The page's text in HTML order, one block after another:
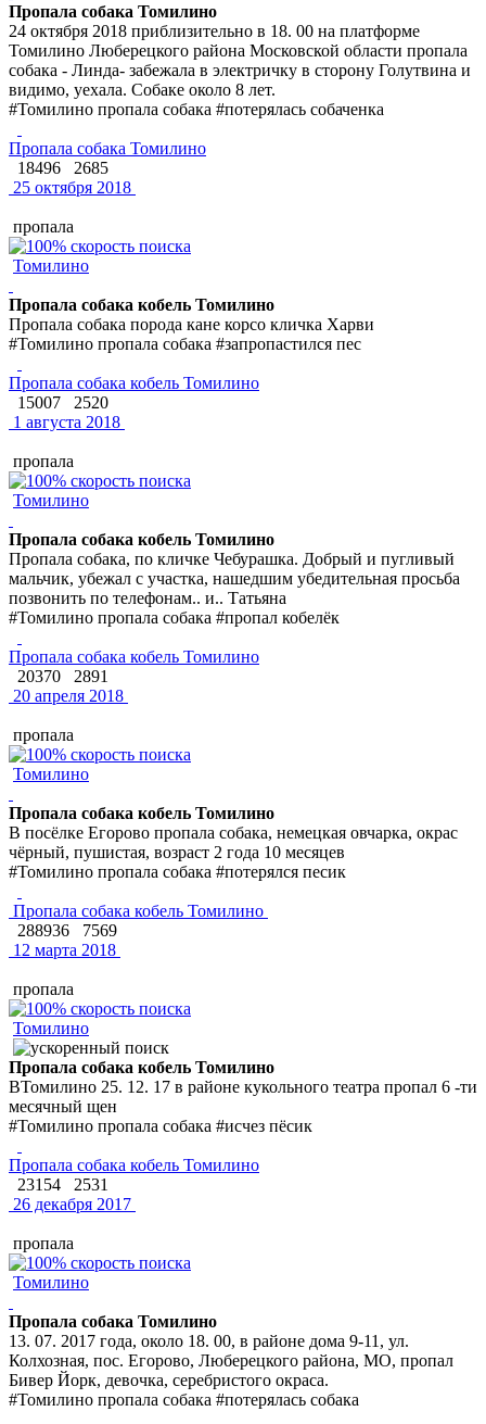
Пропала собака Томилино
24 октября 2018 приблизительно в 18. 00 на платформе
Томилино Люберецкого района Московской области пропала
собака - Линда- забежала в электричку в сторону Голутвина и
видимо, уехала. Собаке около 8 лет.
#Томилино пропала собака #потерялась собаченка
Пропала собака Томилино
18496
2685
25 октября 2018
пропала
Томилино
Пропала собака кобель Томилино
Пропала собака порода кане корсо кличка Харви
#Томилино пропала собака #запропастился пес
Пропала собака кобель Томилино
15007
2520
1 августа 2018
пропала
Томилино
Пропала собака кобель Томилино
Пропала собака, по кличке Чебурашка. Добрый и пугливый
мальчик, убежал с участка, нашедшим убедительная просьба
позвонить по телефонам.. и.. Татьяна
#Томилино пропала собака #пропал кобелёк
Пропала собака кобель Томилино
20370
2891
20 апреля 2018
пропала
Томилино
Пропала собака кобель Томилино
В посёлке Егорово пропала собака, немецкая овчарка, окрас
чёрный, пушистая, возраст 2 года 10 месяцев
#Томилино пропала собака #потерялся песик
Пропала собака кобель Томилино
288936
7569
12 марта 2018
пропала
Томилино
Пропала собака кобель Томилино
ВТомилино 25. 12. 17 в районе кукольного театра пропал 6 -ти
месячный щен
#Томилино пропала собака #исчез пёсик
Пропала собака кобель Томилино
23154
2531
26 декабря 2017
пропала
Томилино
Пропала собака Томилино
13. 07. 2017 года, около 18. 00, в районе дома 9-11, ул.
Колхозная, пос. Егорово, Люберецкого района, МО, пропал
Бивер Йорк, девочка, серебристого окраса.
#Томилино пропала собака #потерялась собака